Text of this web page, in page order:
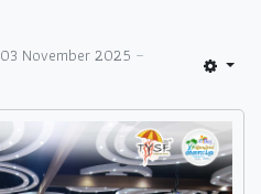
03 November 2025